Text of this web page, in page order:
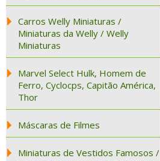
Carros Welly Miniaturas /
Miniaturas da Welly / Welly
Miniaturas
Marvel Select Hulk, Homem de
Ferro, Cyclocps, Capitão América,
Thor
Máscaras de Filmes
Miniaturas de Vestidos Famosos /